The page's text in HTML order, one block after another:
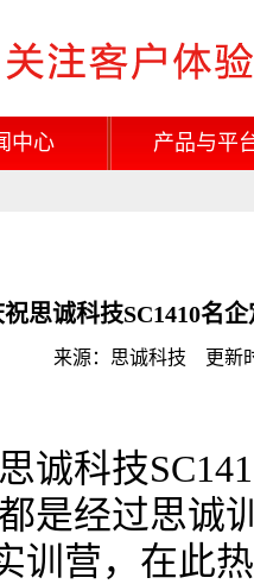
中心 产品与平
思诚科技SC1410名
来源：思诚科技 更新
诚科技
是经过思诚
训营，在此